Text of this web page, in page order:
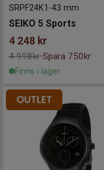
SRPF24K1 -43 mm
SEIKO 5 Sports
4 248 kr
4 998kr-Spara 750kr
Finns i lager